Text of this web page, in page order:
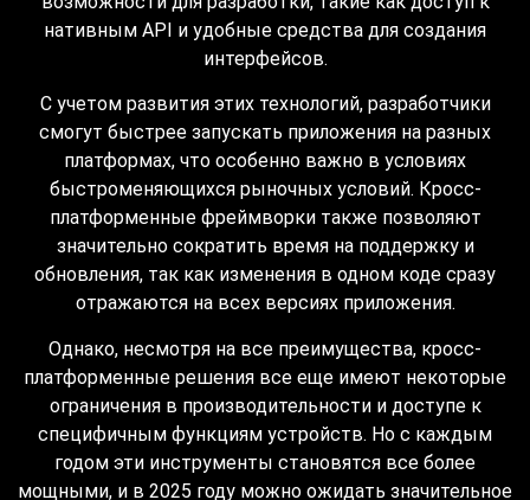
нативным API и удобные средства для создания
интерфейсов.
С учетом развития этих технологий, разработчики
смогут быстрее запускать приложения на разных
платформах, что особенно важно в условиях
быстроменяющихся рыночных условий. Кросс-
платформенные фреймворки также позволяют
значительно сократить время на поддержку и
обновления, так как изменения в одном коде сразу
отражаются на всех версиях приложения.
Однако, несмотря на все преимущества, кросс-
платформенные решения все еще имеют некоторые
ограничения в производительности и доступе к
специфичным функциям устройств. Но с каждым
годом эти инструменты становятся все более
мощными, и в 2025 году можно ожидать значительное